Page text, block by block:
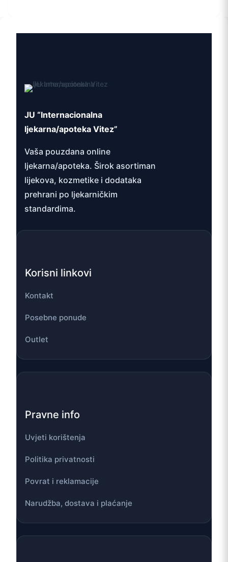
JU “Internacionalna
ljekarna/apoteka Vitez”
Vaša pouzdana online
ljekarna/apoteka. Širok asortiman
lijekova, kozmetike i dodataka
prehrani po ljekarničkim
standardima.
Korisni linkovi
Kontakt
Posebne ponude
Outlet
Pravne info
Uvjeti korištenja
Politika privatnosti
Povrat i reklamacije
Narudžba, dostava i plaćanje